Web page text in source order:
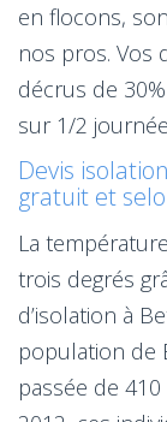
en flocons,
nos pros. Vos
décrus de
sur 1/2
Devis
gratuit et
La
trois degrés
d’isolation à
population de
passée de